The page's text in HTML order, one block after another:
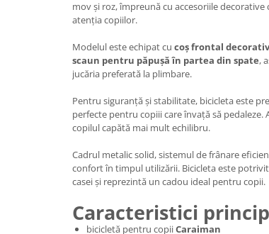
mov și roz, împreună cu accesoriile
atenția copiilor.
Modelul este echipat cu coș frontal decorativ
scaun pentru păpușă în partea din spate,
jucăria preferată la plimbare.
Pentru siguranță și stabilitate, bicicleta este
perfecte pentru copiii care învață să
copilul capătă mai mult echilibru.
Cadrul metalic solid, sistemul de frânare
confort în timpul utilizării. Bicicleta este
casei și reprezintă un cadou ideal pentru copii.
Caracteristici
bicicletă pentru copiiCaraiman